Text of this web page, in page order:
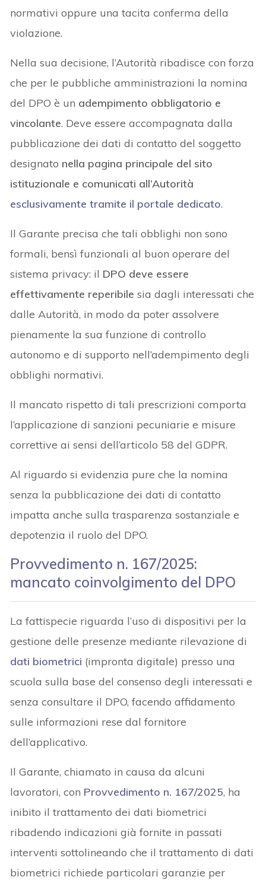
normativi oppure una tacita conferma della
violazione.
Nella sua decisione, l’Autorità ribadisce con forza
che per le pubbliche amministrazioni la nomina
del DPO è un adempimento obbligatorio e
vincolante. Deve essere accompagnata dalla
pubblicazione dei dati di contatto del soggetto
designato nella pagina principale del sito
istituzionale e comunicati all’Autorità
esclusivamente tramite il portale dedicato.
Il Garante precisa che tali obblighi non sono
formali, bensì funzionali al buon operare del
sistema privacy: il DPO deve essere
effettivamente reperibile sia dagli interessati che
dalle Autorità, in modo da poter assolvere
pienamente la sua funzione di controllo
autonomo e di supporto nell’adempimento degli
obblighi normativi.
Il mancato rispetto di tali prescrizioni comporta
l’applicazione di sanzioni pecuniarie e misure
correttive ai sensi dell’articolo 58 del GDPR.
Al riguardo si evidenzia pure che la nomina
senza la pubblicazione dei dati di contatto
impatta anche sulla trasparenza sostanziale e
depotenzia il ruolo del DPO.
Provvedimento n. 167/2025:
mancato coinvolgimento del DPO
La fattispecie riguarda l’uso di dispositivi per la
gestione delle presenze mediante rilevazione di
dati biometrici (impronta digitale) presso una
scuola sulla base del consenso degli interessati e
senza consultare il DPO, facendo affidamento
sulle informazioni rese dal fornitore
dell’applicativo.
Il Garante, chiamato in causa da alcuni
lavoratori, con Provvedimento n. 167/2025, ha
inibito il trattamento dei dati biometrici
ribadendo indicazioni già fornite in passati
interventi sottolineando che il trattamento di dati
biometrici richiede particolari garanzie per